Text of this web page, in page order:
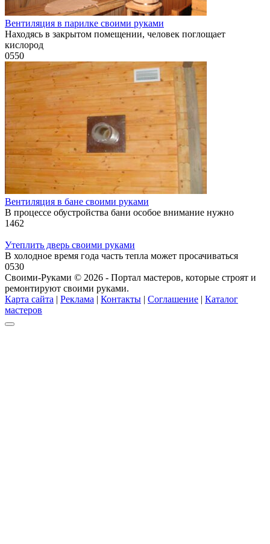
Вентиляция в парилке своими руками
Находясь в закрытом помещении, человек поглощает
кислород
0550
Вентиляция в бане своими руками
В процессе обустройства бани особое внимание нужно
1462
Утеплить дверь своими руками
В холодное время года часть тепла может просачиваться
0530
Своими-Руками © 2026 - Портал мастеров, которые строят и
ремонтируют своими руками.
Карта сайта | Реклама | Контакты | Соглашение | Каталог
мастеров